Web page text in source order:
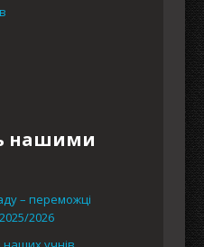
нашими
– переможці
2026